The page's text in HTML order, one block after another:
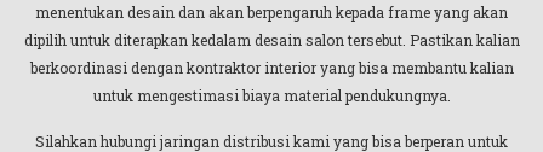
menentukan desain dan akan berpengaruh kepada frame yang akan
dipilih untuk diterapkan kedalam desain salon tersebut. Pastikan kalian
berkoordinasi dengan kontraktor interior yang bisa membantu kalian
untuk mengestimasi biaya material pendukungnya.
Silahkan hubungi jaringan distribusi kami yang bisa berperan untuk